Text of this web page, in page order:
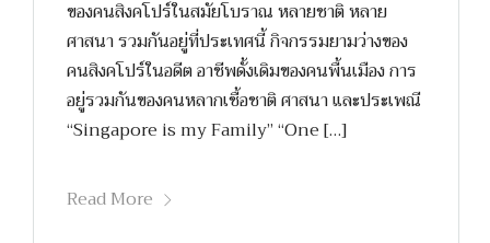
ของคนสิงคโปร์ในสมัยโบราณ หลายชาติ หลาย
ศาสนา รวมกันอยู่ที่ประเทศนี้ กิจกรรมยามว่างของ
คนสิงคโปร์ในอดีต อาชีพดั้งเดิมของคนพื้นเมือง การ
อยู่รวมกันของคนหลากเชื้อชาติ ศาสนา และประเพณี
“Singapore is my Family” “One […]
Read More